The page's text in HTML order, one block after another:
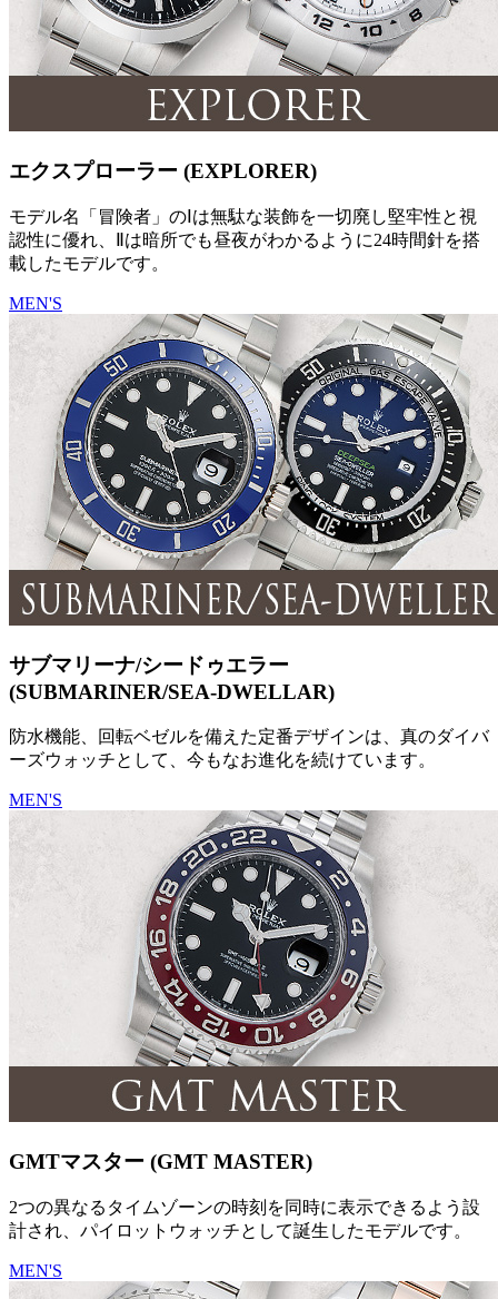
エクスプローラー (EXPLORER)
モデル名「冒険者」のⅠは無駄な装飾を一切廃し堅牢性と視
認性に優れ、Ⅱは暗所でも昼夜がわかるように24時間針を搭
載したモデルです。
MEN'S
サブマリーナ/シードゥエラー
(SUBMARINER/SEA-DWELLAR)
防水機能、回転ベゼルを備えた定番デザインは、真のダイバ
ーズウォッチとして、今もなお進化を続けています。
MEN'S
GMTマスター (GMT MASTER)
2つの異なるタイムゾーンの時刻を同時に表示できるよう設
計され、パイロットウォッチとして誕生したモデルです。
MEN'S